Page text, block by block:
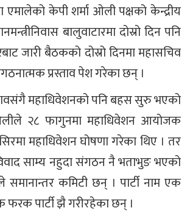
एमालेको केपी शर्मा ओली पक्षको केन्द्रीय
बालुवाटारमा दोस्रो दिन पनि
जारी बैठकको दोस्रो दिनमा महासचिव
प्रस्ताव पेश गरेका छन् ।
महाधिवेशनको पनि बहस सुरु भएको
२८ फागुनमा महाधिवेशन आयोजक
महाधिवेशन घोषणा गरेका थिए । तर
साम्य नहुदा संगठन नै भताभुङ भएको
कमिटी छन् । पार्टी नाम एक
पार्टी झै गरीरहेका छन् ।